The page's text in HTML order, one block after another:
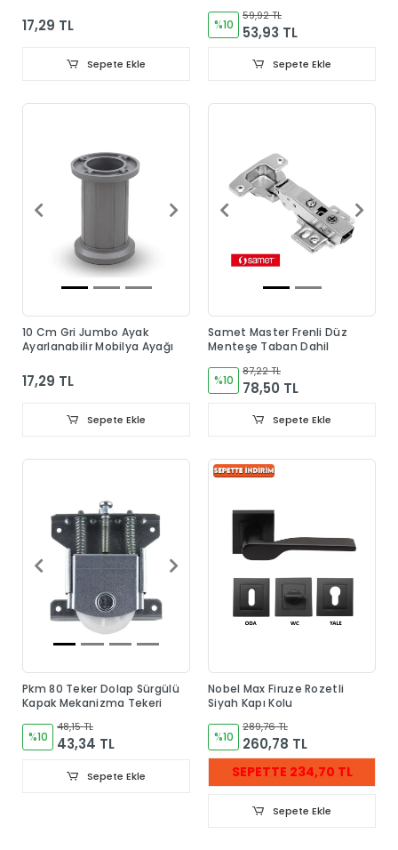
17,29 TL
Sepete Ekle
%10
59,92 TL
53,93 TL
Sepete Ekle
10 Cm Gri Jumbo Ayak
Ayarlanabilir Mobilya Ayağı
17,29 TL
Sepete Ekle
Samet Master Frenli Düz
Menteşe Taban Dahil
%10
87,22 TL
78,50 TL
Sepete Ekle
Pkm 80 Teker Dolap Sürgülü
Kapak Mekanizma Tekeri
%10
48,15 TL
43,34 TL
Sepete Ekle
Nobel Max Firuze Rozetli
Siyah Kapı Kolu
%10
289,76 TL
260,78 TL
SEPETTE 234,70 TL
Sepete Ekle